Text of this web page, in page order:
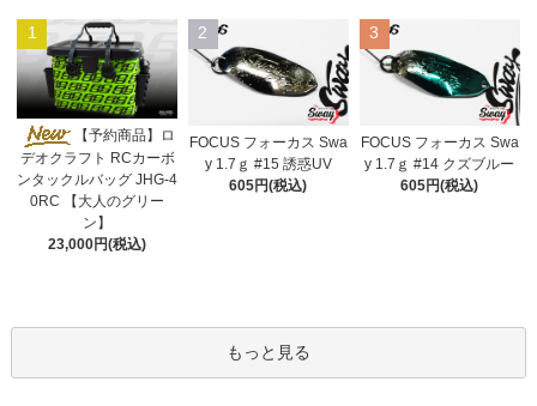
1
【予約商品】ロ
デオクラフト RCカーボ
ンタックルバッグ JHG-4
0RC 【大人のグリー
ン】
23,000円(税込)
2
FOCUS フォーカス Swa
y 1.7ｇ #15 誘惑UV
605円(税込)
3
FOCUS フォーカス Swa
y 1.7ｇ #14 クズブルー
605円(税込)
もっと見る